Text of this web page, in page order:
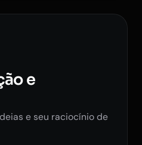
e
e seu raciocínio de